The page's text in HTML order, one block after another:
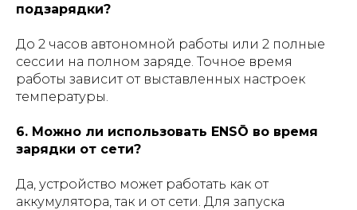
подзарядки?
До 2 часов автономной работы или 2 полные
сессии на полном заряде. Точное время
работы зависит от выставленных настроек
температуры.
6. Можно ли использовать ENSŌ во время
зарядки от сети?
Да, устройство может работать как от
аккумулятора, так и от сети. Для запуска